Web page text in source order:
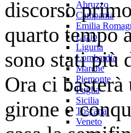
Abruzzo
Campania
Emilia
Lazio
Liguria
Lombardia
Marche
Piemonte
Puglia
Sicilia
Toscana
Veneto
discorso
quarto tempo
sono stati più
Ora ci
girone e